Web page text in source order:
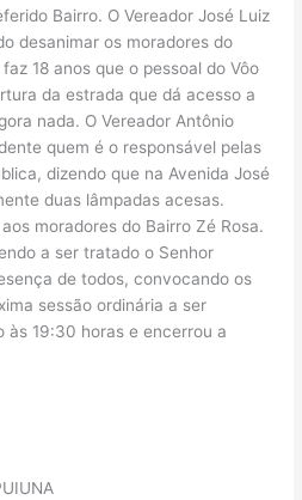
Bairro. O Vereador José Luiz
desanimar os moradores do
18 anos que o pessoal do Vôo
da estrada que dá acesso a
nada. O Vereador Antônio
quem é o responsável pelas
dizendo que na Avenida José
duas lâmpadas acesas.
moradores do Bairro Zé Rosa.
a ser tratado o Senhor
de todos, convocando os
sessão ordinária a ser
às 19:30 horas e encerrou a